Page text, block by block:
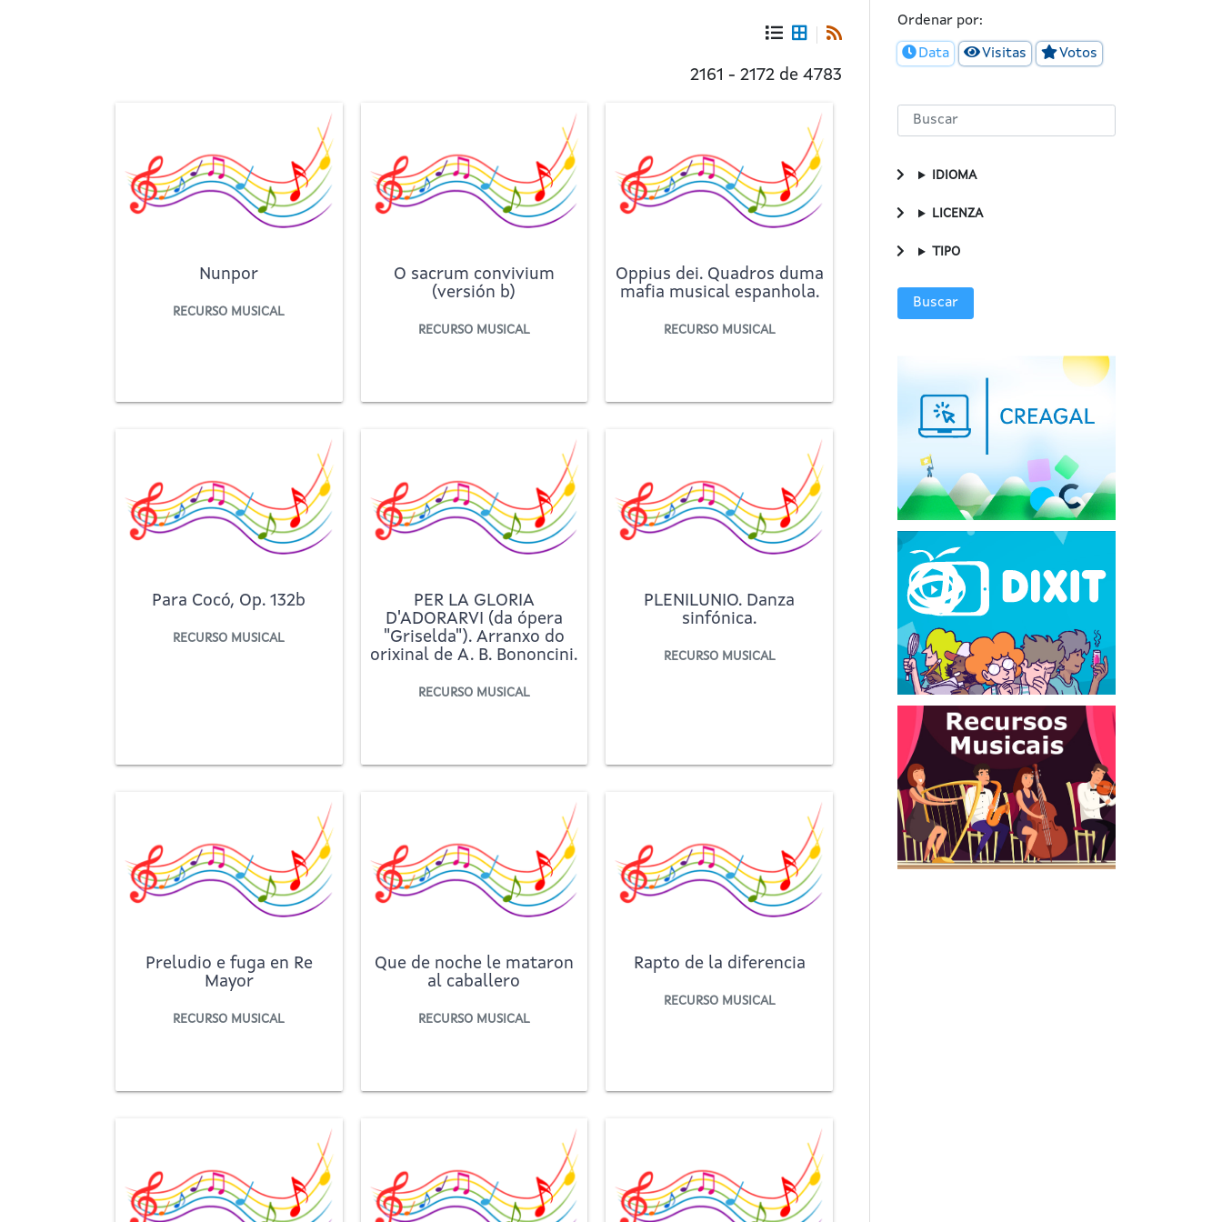
contidos
educativos
2161 - 2172 de 4783
Nunpor
RECURSO MUSICAL
O sacrum convivium
(versión b)
RECURSO MUSICAL
Oppius dei. Quadros duma
mafia musical espanhola.
RECURSO MUSICAL
Para Cocó, Op. 132b
RECURSO MUSICAL
PER LA GLORIA
D'ADORARVI (da ópera
"Griselda"). Arranxo do
orixinal de A. B. Bononcini.
RECURSO MUSICAL
PLENILUNIO. Danza
sinfónica.
RECURSO MUSICAL
Preludio e fuga en Re
Mayor
RECURSO MUSICAL
Que de noche le mataron
al caballero
RECURSO MUSICAL
Rapto de la diferencia
RECURSO MUSICAL
Ordenar por:
Data Visitas Votos
IDIOMA
TIPO
LICENZA